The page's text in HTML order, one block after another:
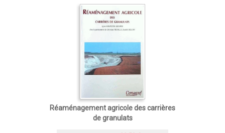
Réaménagement agricole des carrières
de granulats